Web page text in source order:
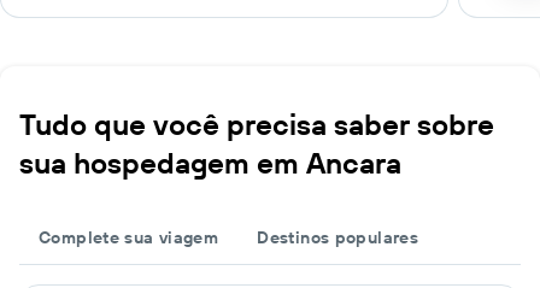
Tudo que você precisa saber sobre
sua hospedagem em Ancara
Complete sua viagem Destinos populares